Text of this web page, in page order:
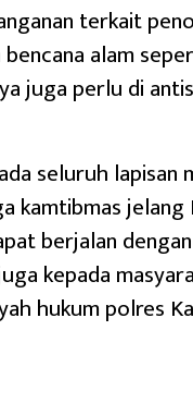
terkait
alam
juga perlu di
seluruh lapisan
kamtibmas jelang
berjalan
kepada
hukum polres